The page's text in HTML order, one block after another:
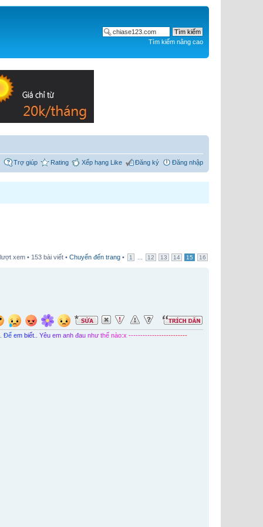
Tìm kiếm nâng cao
Trợ giúp Rating Xếp hạng Like Đăng ký Đăng nhập
xem • 153 bài viết • Chuyển đến trang • 1 12 13 14 15 16
Để em biết Yêu em anh đau như thế nào:x -------------------------